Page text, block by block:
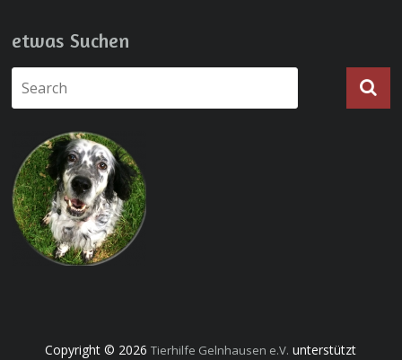
etwas Suchen
Copyright © 2026Tierhilfe Gelnhausen e.V. unterstützt